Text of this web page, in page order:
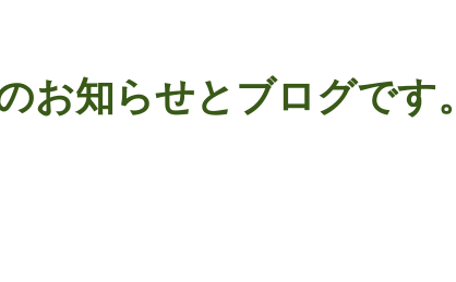
お知らせとブログです。